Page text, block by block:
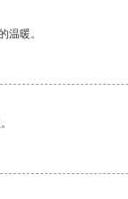
温暖。